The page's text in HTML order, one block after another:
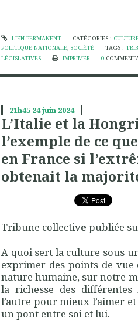
LIEN PERMANENT CATÉGORIES :
POLITIQUE NATIONALE, SOCIÉTÉ TAGS :
LÉGISLATIVES
IMPRIMER 0
21h45 24juin 2024
L’Italie et la
l’exemple de ce
en France si
obtenait la
Tribune collective publiée
A quoi sert la culture sous
exprimer des points de
nature humaine, sur notre
la richesse des
l’autre pour mieux l’aimer
un pont entre soi et lui.